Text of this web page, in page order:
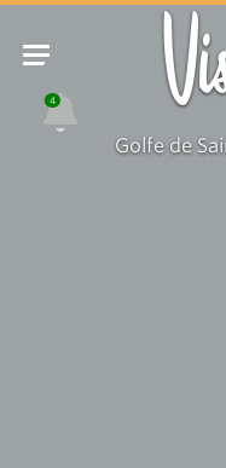
4
Golfe de